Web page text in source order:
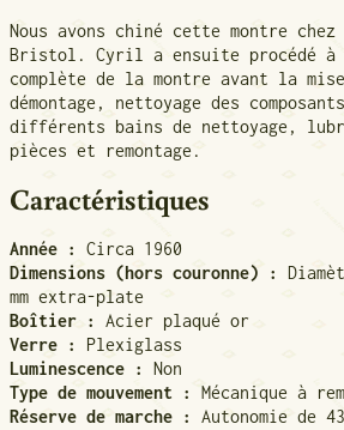
Nous avons chiné cette montre
Bristol. Cyril a ensuite procédé à
complète de la montre avant la
démontage, nettoyage des
différents bains de nettoyage,
pièces et remontage.
Caractéristiques
Année :
Circa 1960
Dimensions (hors couronne) :
mm extra-plate
Boîtier : Acier plaqué or
Verre :
Plexiglass
Luminescence :
Non
Type de mouvement :
Mécanique à
Réserve de marche :
Autonomie de